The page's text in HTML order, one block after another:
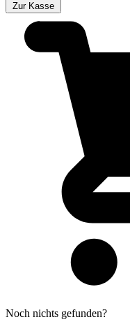
Zur Kasse
Noch nichts gefunden?